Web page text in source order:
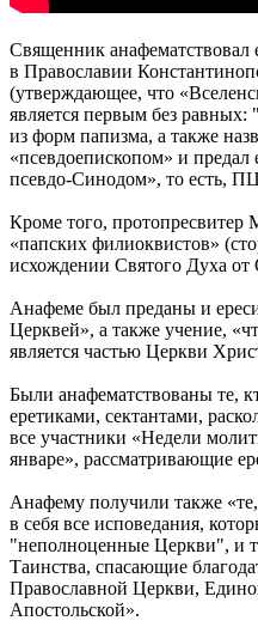
Священник анафематствовал
в Православии
(утверждающее, что
является первым без равных:
из форм папизма, а также
«псевдоепископом» и предал
псевдо-Синодом», то есть,
Кроме того, протопресвитер
«папских филиоквистов»
исхождении Святого Духа
Анафеме был преданы и
Церквей», а также учение,
является частью Церкви
Были анафематствованы те,
еретиками, сектантами,
все участники «Недели
январе», рассматривающие
Анафему получили также
в себя все исповедания,
"неполноценные Церкви", и
Таинства, спасающие
Православной Церкви,
Апостольской».